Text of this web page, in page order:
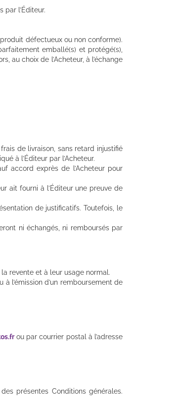
par l’Éditeur.
défectueux ou non conforme).
emballé(s) et protégé(s),
au choix de l’Acheteur, à l’échange
de livraison, sans retard injustifié
à l’Éditeur par l’Acheteur.
accord exprès de l’Acheteur pour
ait fourni à l’Éditeur une preuve de
de justificatifs. Toutefois, le
ni échangés, ni remboursés par
revente et à leur usage normal.
l’émission d’un remboursement de
ou par courrier postal à l’adresse
présentes Conditions générales.